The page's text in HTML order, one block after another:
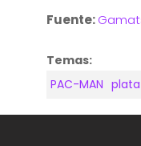
Fuente:
Temas:
PAC-MAN